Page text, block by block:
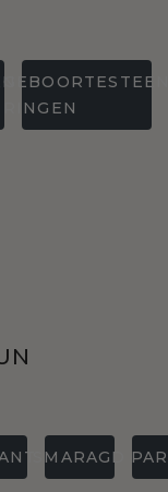
RINGEN
SMARAGD